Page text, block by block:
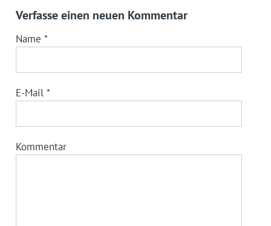
Verfasse einen neuen Kommentar
Name *
E-Mail *
Kommentar